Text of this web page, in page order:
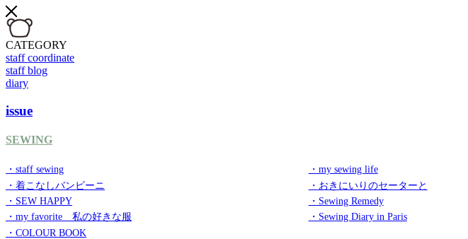
CATEGORY
staff coordinate
staff blog
diary
issue
SEWING
・staff sewing ・my sewing life
・着こなしバンビーニ
・おきにいりのセーターと
・SEW HAPPY
・Sewing Remedy
・my favorite 私の好きな服
・Sewing Diary in Paris
・COLOUR BOOK